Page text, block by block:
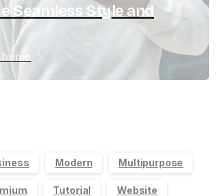
Seamless Style and
Modern Multipurpose
Tutorial Website